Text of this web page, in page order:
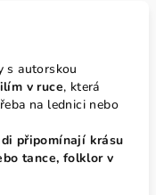
s autorskou
v ruce, která
na lednici nebo
připomínají krásu
tance, folklor v